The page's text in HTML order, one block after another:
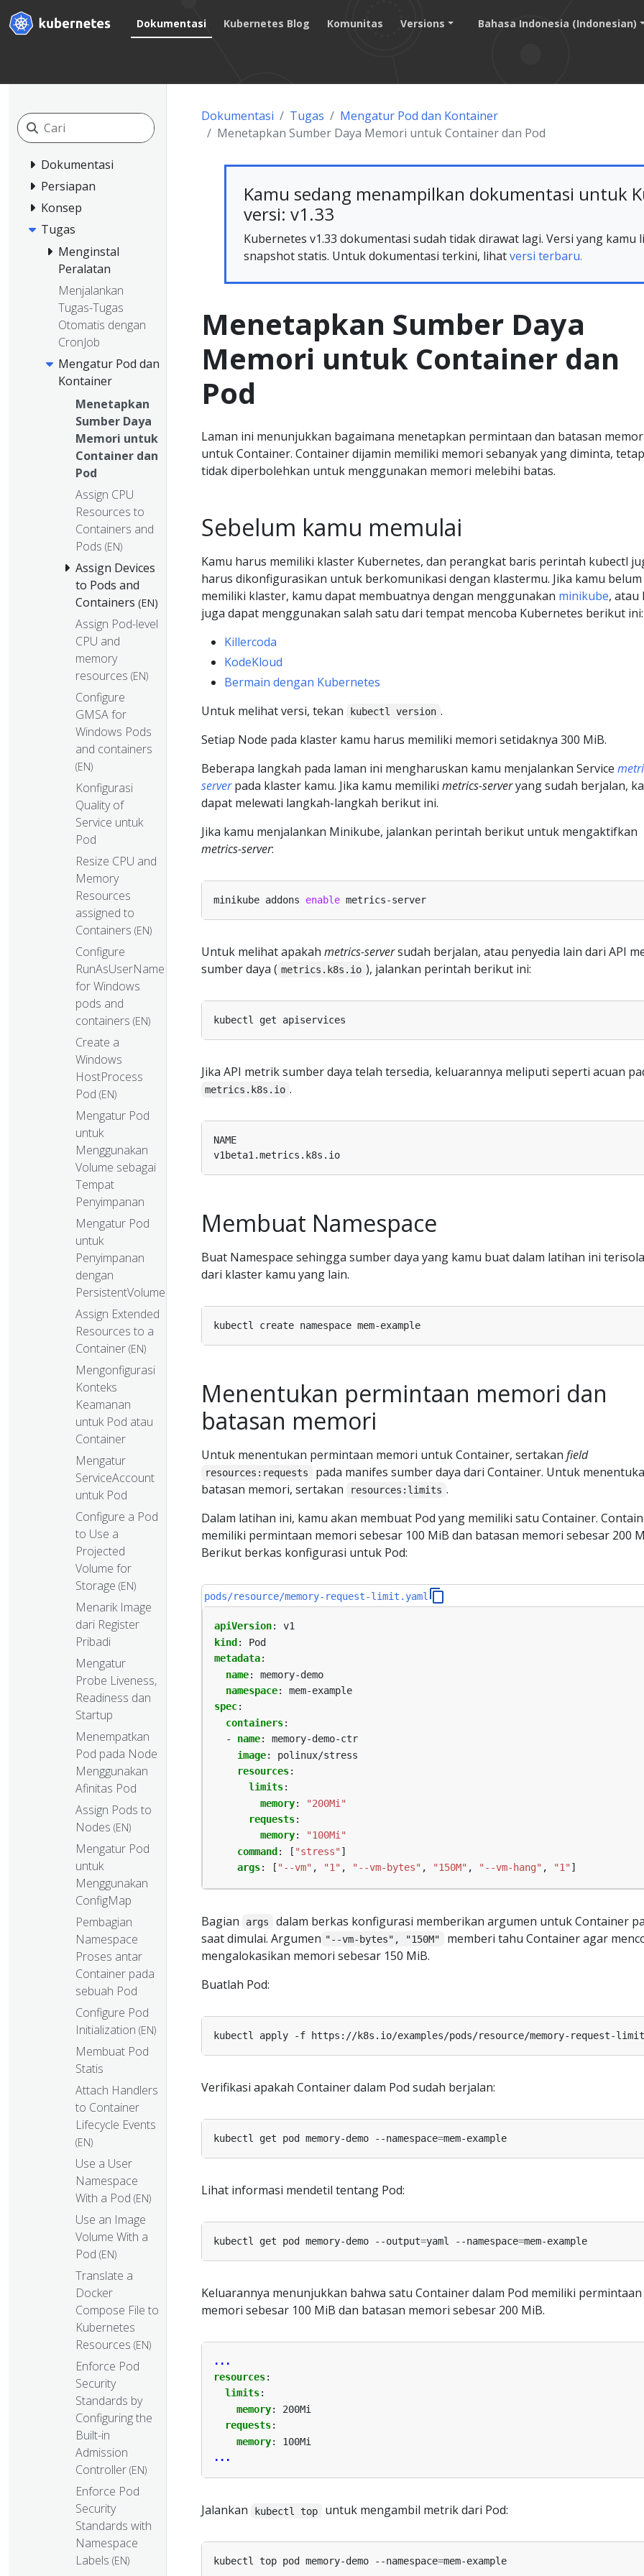
Dokumentasi Kubernetes Blog Komunitas Versions Bahasa Indonesia (Indonesian)
Dokumentasi
Persiapan
Konsep
Tugas
Menginstal
Peralatan
Menjalankan
Tugas-Tugas
Otomatis dengan
CronJob
Mengatur Pod dan
Kontainer
Menetapkan
Sumber Daya
Memori untuk
Container dan
Pod
Assign CPU
Resources to
Containers and
Pods (EN)
Assign Devices
to Pods and
Containers (EN)
Assign Pod-level
CPU and
memory
resources (EN)
Configure
GMSA for
Windows Pods
and containers
(EN)
Konfigurasi
Quality of
Service untuk
Pod
Resize CPU and
Memory
Resources
assigned to
Containers (EN)
Configure
RunAsUserName
for Windows
pods and
containers (EN)
Create a
Windows
HostProcess
Pod (EN)
Mengatur Pod
untuk
Menggunakan
Volume sebagai
Tempat
Penyimpanan
Mengatur Pod
untuk
Penyimpanan
dengan
PersistentVolume
Assign Extended
Resources to a
Container (EN)
Mengonfigurasi
Konteks
Keamanan
untuk Pod atau
Container
Mengatur
ServiceAccount
untuk Pod
Configure a Pod
to Use a
Projected
Volume for
Storage (EN)
Menarik Image
dari Register
Pribadi
Mengatur
Probe Liveness,
Readiness dan
Startup
Menempatkan
Pod pada Node
Menggunakan
Afinitas Pod
Assign Pods to
Nodes (EN)
Mengatur Pod
untuk
Menggunakan
ConfigMap
Pembagian
Namespace
Proses antar
Container pada
sebuah Pod
Configure Pod
Initialization (EN)
Membuat Pod
Statis
Attach Handlers
to Container
Lifecycle Events
(EN)
Use a User
Namespace
With a Pod (EN)
Use an Image
Volume With a
Pod (EN)
Translate a
Docker
Compose File to
Kubernetes
Resources (EN)
Enforce Pod
Security
Standards by
Configuring the
Built-in
Admission
Controller (EN)
Enforce Pod
Security
Standards with
Namespace
Labels (EN)
Dokumentasi Tugas
Mengatur Pod dan Kontainer
Menetapkan Sumber Daya Memori untuk Container dan Pod
Kamu sedang menampilkan dokumentasi untuk
versi: v1.33
Kubernetes v1.33 dokumentasi sudah tidak dirawat lagi. Versi yang kamu
snapshot statis. Untuk dokumentasi terkini, lihatversi terbaru.
Menetapkan Sumber Daya
Memori untuk Container dan
Pod
Laman ini menunjukkan bagaimana menetapkan permintaan dan batasan
untuk Container. Container dijamin memiliki memori sebanyak yang diminta,
tidak diperbolehkan untuk menggunakan memori melebihi batas.
Sebelum kamu memulai
Kamu harus memiliki klaster Kubernetes, dan perangkat baris perintah kubectl
harus dikonfigurasikan untuk berkomunikasi dengan klastermu. Jika kamu belum
memiliki klaster, kamu dapat membuatnya dengan menggunakan minikube, atau
juga dapat menggunakan salah satu dari tempat mencoba Kubernetes berikut ini:
Killercoda
KodeKloud
Bermain dengan Kubernetes
Untuk melihat versi, tekan
kubectl version .
Setiap Node pada klaster kamu harus memiliki memori setidaknya 300 MiB.
Beberapa langkah pada laman ini mengharuskan kamu menjalankan Service
serverpada klaster kamu. Jika kamu memiliki metrics-serveryang sudah berjalan,
dapat melewati langkah-langkah berikut ini.
Jika kamu menjalankan Minikube, jalankan perintah berikut untuk mengaktifkan
metrics-server:
minikube addons enable
Untuk melihat apakah metrics-serversudah berjalan, atau penyedia lain dari API
sumber daya ( metrics.k8s.io ), jalankan perintah berikut ini:
Jika API metrik sumber daya telah tersedia, keluarannya meliputi seperti acuan
metrics.k8s.io .
Membuat Namespace
Buat Namespace sehingga sumber daya yang kamu buat dalam latihan ini
dari klaster kamu yang lain.
Menentukan permintaan memori dan
batasan memori
Untuk menentukan permintaan memori untuk Container, sertakan field
resources:requests
pada manifes sumber daya dari Container. Untuk
batasan memori, sertakan
resources:limits .
Dalam latihan ini, kamu akan membuat Pod yang memiliki satu Container.
memiliki permintaan memori sebesar 100 MiB dan batasan memori sebesar 200
Berikut berkas konfigurasi untuk Pod:
pods/resource/memory-request-limit.yaml
apiVersion:
v1
kind :
Pod
metadata:
name:
memory-demo
namespace:
mem-example
spec:
containers:
- name:
memory-demo-ctr
image:
polinux/stress
resources:
limits:
memory:
"200Mi"
requests:
memory:
"100Mi"
command : [ "stress" ]
args: [ "--vm" , "1" , "--vm-bytes" , "150M" , "--vm-hang" , "1" ]
Bagian args
dalam berkas konfigurasi memberikan argumen untuk Container
saat dimulai. Argumen "--vm-bytes", "150M"
memberi tahu Container agar
mengalokasikan memori sebesar 150 MiB.
Buatlah Pod:
kubectl apply -f https://k8s.io/examples/pods/resource/memory-request-
Verifikasi apakah Container dalam Pod sudah berjalan:
kubectl get pod memory-demo --namespace=
Lihat informasi mendetil tentang Pod:
kubectl get pod memory-demo --output=yaml --namespace=
Keluarannya menunjukkan bahwa satu Container dalam Pod memiliki permintaan
memori sebesar 100 MiB dan batasan memori sebesar 200 MiB.
...
resources:
limits:
memory:
200Mi
requests:
memory:
100Mi
...
Jalankan kubectl top untuk mengambil metrik dari Pod:
kubectl top pod memory-demo --namespace=